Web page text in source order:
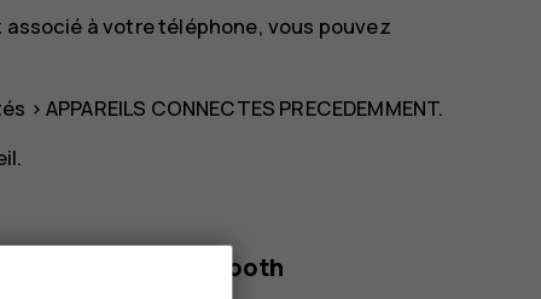
à votre téléphone, vous pouvez
> APPAREILS CONNECTES PRECEDEMMENT.
technologie Bluetooth